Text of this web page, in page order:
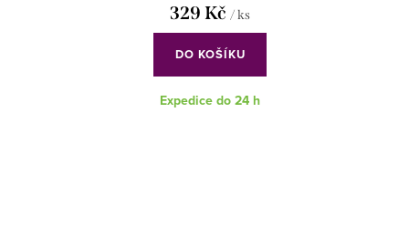
329 Kč / ks
DO KOŠÍKU
Expedice do 24 h